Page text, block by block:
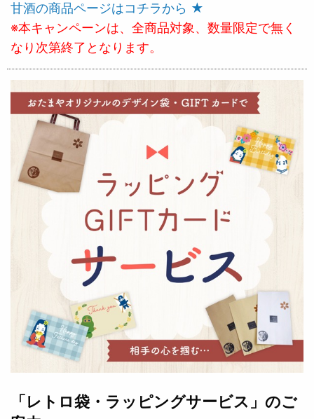
甘酒の商品ページはコチラから ★
※本キャンペーンは、全商品対象、数量限定で無く
なり次第終了となります。
「レトロ袋・ラッピングサービス」のご